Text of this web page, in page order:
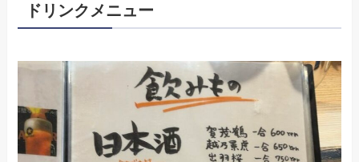
ドリンクメニュー